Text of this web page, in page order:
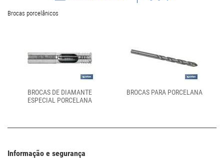
Brocas porcelânicos
BROCAS DE DIAMANTE
ESPECIAL PORCELANA
BROCAS PARA PORCELANA
Informação e segurança